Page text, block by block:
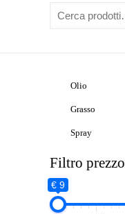
Olio
Grasso
Spray
Filtro prezzo
€ 9